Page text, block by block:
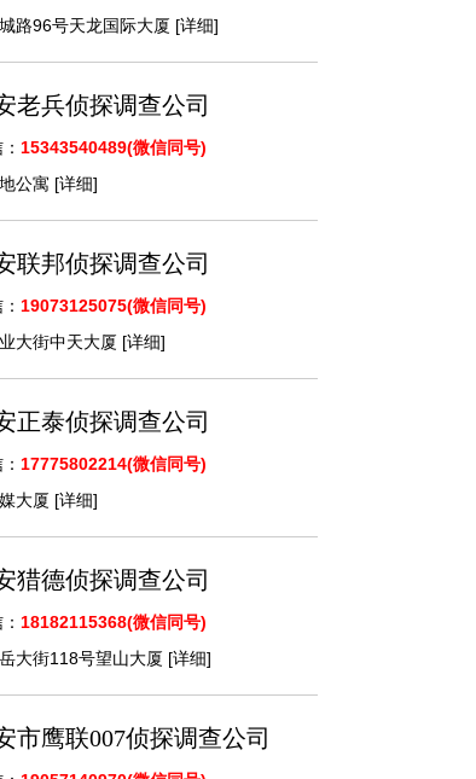
路96号天龙国际大厦 [详细]
老兵侦探调查公司
15343540489(微信同号)
公寓 [详细]
联邦侦探调查公司
19073125075(微信同号)
大街中天大厦 [详细]
正泰侦探调查公司
17775802214(微信同号)
大厦 [详细]
猎德侦探调查公司
18182115368(微信同号)
大街118号望山大厦 [详细]
市鹰联007侦探调查公司